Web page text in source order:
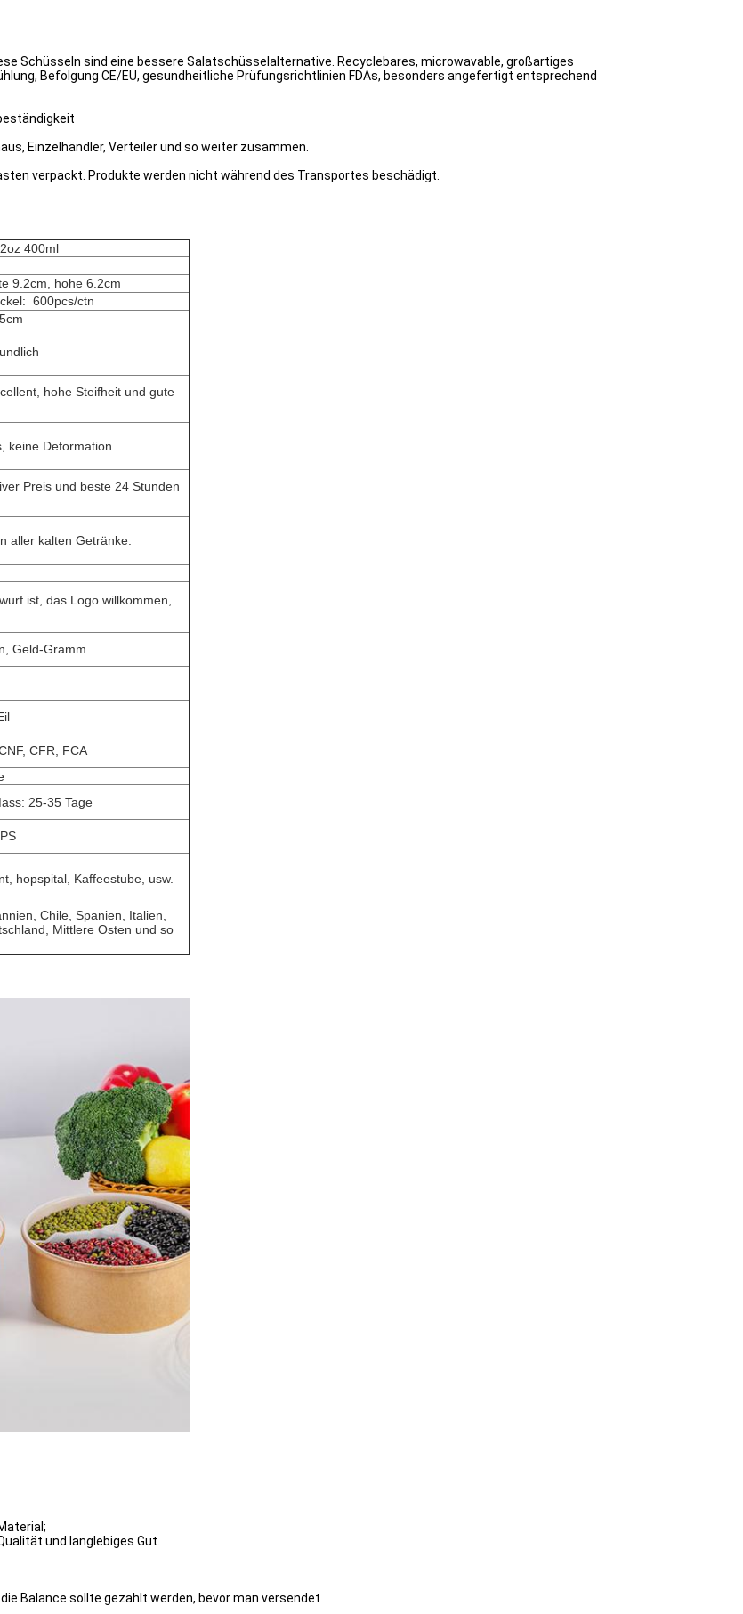
Schüsseln sind eine bessere Salatschüsselalternative. Recyclebares, microwavable, großartiges
Befolgung CE/EU, gesundheitliche Prüfungsrichtlinien FDAs, besonders angefertigt entsprechend
Einzelhändler, Verteiler und so weiter zusammen.
verpackt. Produkte werden nicht während des Transportes beschädigt.
400ml
9.2cm, hohe 6.2cm
600pcs/ctn
hohe Steifheit und gute
keine Deformation
Preis und beste 24 Stunden
aller kalten Getränke.
ist, das Logo willkommen,
Geld-Gramm
CFR, FCA
25-35 Tage
hopspital, Kaffeestube, usw.
Chile, Spanien, Italien,
Mittlere Osten und so
und langlebiges Gut.
Balance sollte gezahlt werden, bevor man versendet